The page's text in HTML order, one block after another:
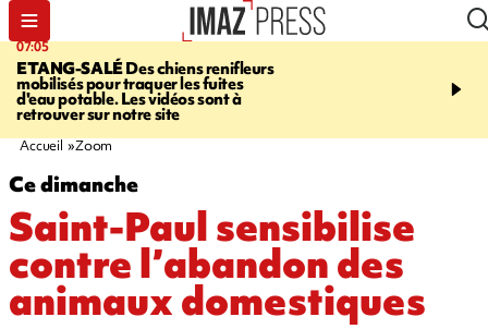
07:05
ETANG-SALÉDes chiens renifleurs
mobilisés pour traquer les fuites
d'eau potable. Les vidéos sont à
retrouver sur notre site
09:53
CATASTROPHIQUE
sécheresse, incendies -
Accueil Zoom
Ce dimanche
Saint-Paul sensibilise
contre l’abandon des
animaux domestiques